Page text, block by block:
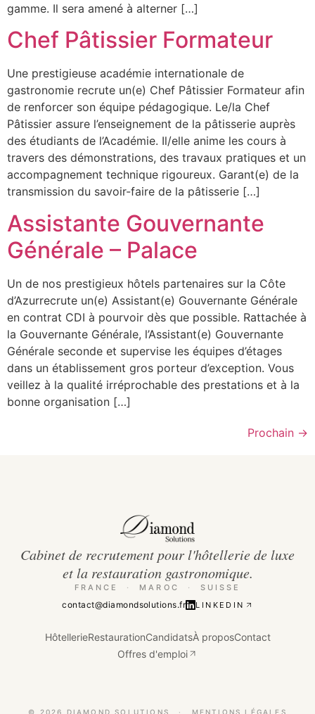
gamme. Il sera amené à alterner […]
Chef Pâtissier Formateur
Une prestigieuse académie internationale de
gastronomie recrute un(e) Chef Pâtissier Formateur afin
de renforcer son équipe pédagogique. Le/la Chef
Pâtissier assure l’enseignement de la pâtisserie auprès
des étudiants de l’Académie. Il/elle anime les cours à
travers des démonstrations, des travaux pratiques et un
accompagnement technique rigoureux. Garant(e) de la
transmission du savoir-faire de la pâtisserie […]
Assistante Gouvernante
Générale – Palace
Un de nos prestigieux hôtels partenaires sur la Côte
d’Azurrecrute un(e) Assistant(e) Gouvernante Générale
en contrat CDI à pourvoir dès que possible. Rattachée à
la Gouvernante Générale, l’Assistant(e) Gouvernante
Générale seconde et supervise les équipes d’étages
dans un établissement gros porteur d’exception. Vous
veillez à la qualité irréprochable des prestations et à la
bonne organisation […]
Prochain →
Cabinet de recrutement pour l'hôtellerie de luxe
et la restauration gastronomique.
FRANCE · MAROC · SUISSE
contact@diamondsolutions.fr LINKEDIN
HôtellerieRestaurationCandidatsÀ proposContact
Offres d'emploi
© 2026 DIAMOND SOLUTIONS · MENTIONS LÉGALES